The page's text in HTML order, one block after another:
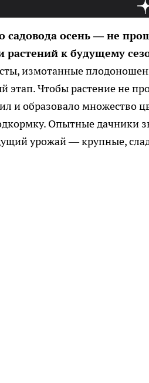
садовода осень — не
растений к будущему
измотанные
этап. Чтобы растение не
и образовало множество
Опытные дачники
урожай — крупные,